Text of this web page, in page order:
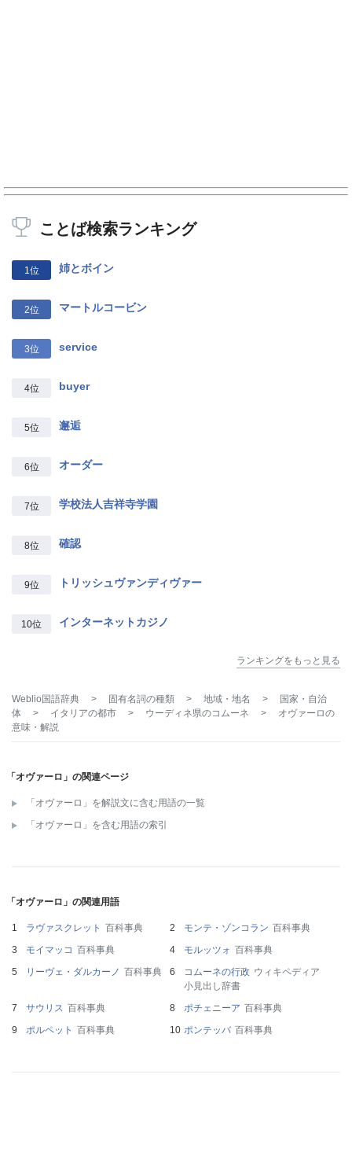
ことば検索ランキング
1位 姉とボイン
2位 マートルコービン
3位 service
4位 buyer
5位 邂逅
6位 オーダー
7位 学校法人吉祥寺学園
8位 確認
9位 トリッシュヴァンディヴァー
10位 インターネットカジノ
ランキングをもっと見る
Weblio国語辞典 > 固有名詞の種類 > 地域・地名 >
国家・自治
体
> イタリアの都市 > ウーディネ県のコムーネ > オヴァーロの
意味・解説
「オヴァーロ」の関連ページ
「オヴァーロ」を解説文に含む用語の一覧
「オヴァーロ」を含む用語の索引
「オヴァーロ」の関連用語
ラヴァスクレット 百科事典 モンテ・ゾンコラン 百科事典
モイマッコ 百科事典 モルッツォ 百科事典
リーヴェ・ダルカーノ 百科事典 コムーネの行政 ウィキペディア
小見出し辞書
サウリス 百科事典 ポチェニーア 百科事典
ポルペット 百科事典 ポンテッバ 百科事典